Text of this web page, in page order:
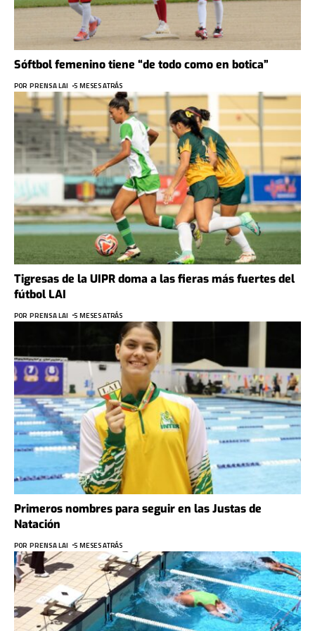
Sóftbol femenino tiene “de todo como en botica”
POR PRENSA LAI 5 MESES ATRÁS
Tigresas de la UIPR doma a las fieras más fuertes del
fútbol LAI
POR PRENSA LAI 5 MESES ATRÁS
Primeros nombres para seguir en las Justas de
Natación
POR PRENSA LAI 5 MESES ATRÁS